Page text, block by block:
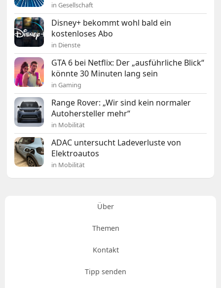
in Gesellschaft
Disney+ bekommt wohl bald ein
kostenloses Abo
in Dienste
GTA 6 bei Netflix: Der „ausführliche Blick“
könnte 30 Minuten lang sein
in Gaming
Range Rover: „Wir sind kein normaler
Autohersteller mehr“
in Mobilität
ADAC untersucht Ladeverluste von
Elektroautos
in Mobilität
Über
Themen
Kontakt
Tipp senden